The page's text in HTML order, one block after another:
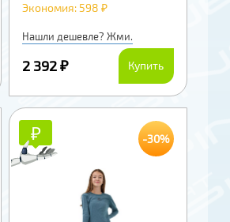
Экономия: 598 ₽
Нашли дешевле? Жми.
2 392 ₽ Купить
₽₽ -30%